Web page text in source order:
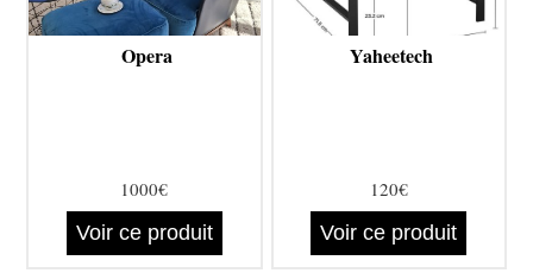
Opera
1000€
Voir ce produit
Yaheetech
120€
Voir ce produit